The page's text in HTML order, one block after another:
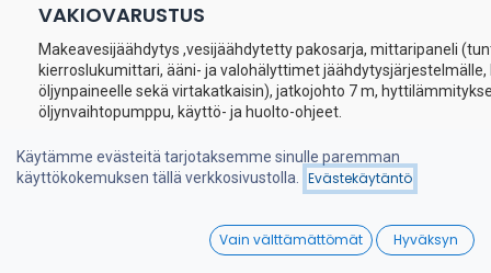
Wishlist
VAKIOVARUSTUS
Makeavesijäähdytys ,vesijäähdytetty pakosarja, mittaripaneli
kierroslukumittari, ääni- ja valohälyttimet jäähdytysjärjestelmälle,
öljynpaineelle sekä virtakatkaisin), jatkojohto 7 m,
öljynvaihtopumppu, käyttö- ja huolto-ohjeet.
IVECO meridieselmoottoreita voidaan toimittaa monilla eri
mm. TWIN DISC TECHNODRIVE, ZF-HURTH.
kölijäähdytysvarustuksella.
Käytämme evästeitä tarjotaksemme sinulle paremman
käyttökokemuksen tällä verkkosivustolla.
Evästekäytäntö
Vain välttämättömät Hyväksyn